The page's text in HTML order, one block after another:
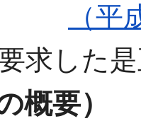
（
求した
概要）